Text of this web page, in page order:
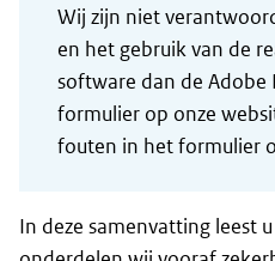
Wij zijn niet
en het gebruik van de
software dan de Adobe
formulier op onze
fouten in het formulier
In deze samenvatting leest